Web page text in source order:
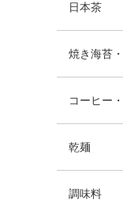
日本茶
焼き海苔
コーヒー
乾麺
調味料